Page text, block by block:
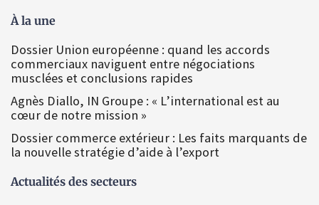
À la une
Dossier Union européenne : quand les accords
commerciaux naviguent entre négociations
musclées et conclusions rapides
Agnès Diallo, IN Groupe : « L’international est au
cœur de notre mission »
Dossier commerce extérieur : Les faits marquants de
la nouvelle stratégie d’aide à l’export
Actualités des secteurs